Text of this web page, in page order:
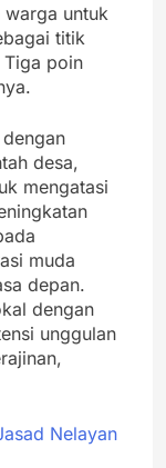
warga untuk
titik
poin
desa,
mengatasi
muda
depan.
dengan
unggulan
Nelayan